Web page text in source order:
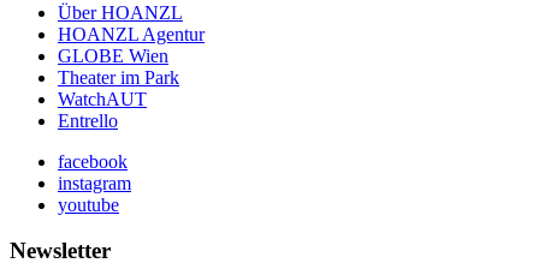
Über HOANZL
HOANZL Agentur
GLOBE Wien
Theater im Park
WatchAUT
Entrello
facebook
instagram
youtube
Newsletter